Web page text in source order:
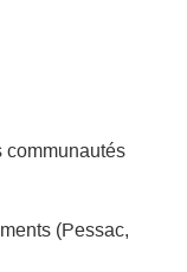
communautés
(Pessac,